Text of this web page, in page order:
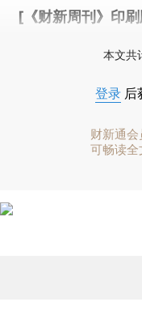
[《财新周刊》印刷
本文共
登录 后
财新通会
可畅读全